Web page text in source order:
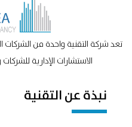
تعد شركة التقنية واحدة من الشركات
الاستشارات الإدارية
نبذة عن التقنية